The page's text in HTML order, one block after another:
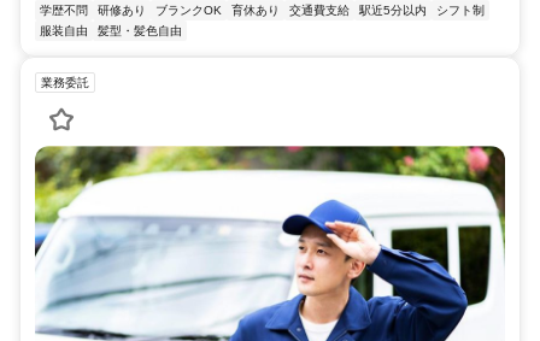
学歴不問 研修あり ブランクOK 育休あり 交通費支給 駅近5分以内
シフト制
服装自由
髪型・髪色自由
業務委託